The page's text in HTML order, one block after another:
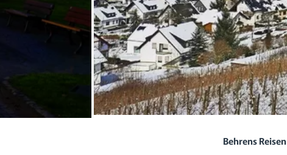
Behrens Reisen